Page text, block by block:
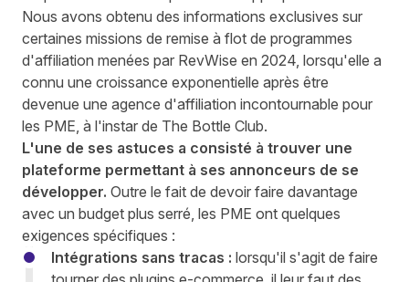
Nous avons obtenu des informations exclusives sur
certaines missions de remise à flot de programmes
d'affiliation menées par RevWise en 2024, lorsqu'elle a
connu une croissance exponentielle après être
devenue une agence d'affiliation incontournable pour
les PME, à l'instar de The Bottle Club.
L'une de ses astuces a consisté à trouver une
plateforme permettant à ses annonceurs de se
développer. Outre le fait de devoir faire davantage
avec un budget plus serré, les PME ont quelques
exigences spécifiques :
Intégrations sans tracas : lorsqu'il s'agit de faire